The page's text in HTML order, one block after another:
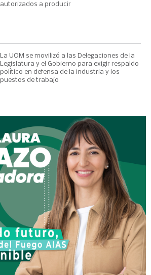
autorizados a producir
La UOM se movilizó a las Delegaciones de la
Legislatura y el Gobierno para exigir respaldo
político en defensa de la industria y los
puestos de trabajo